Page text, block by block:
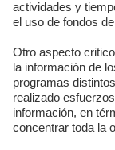
actividades y
el uso de fondos
Otro aspecto
la información de
programas
realizado
información, en
concentrar toda la